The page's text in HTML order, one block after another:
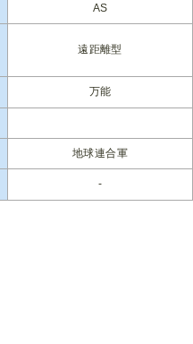
AS
遠距離型
万能
地球連合軍
-